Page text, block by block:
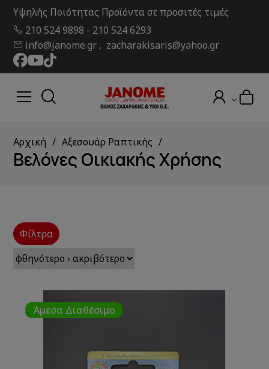
Υψηλής Ποιότητας Προϊόντα σε προσιτές τιμές
210 524 9898 - 210 524 6293
info@janome.gr , zacharakisaris@yahoo.gr
Αρχική Αξεσουάρ Ραπτικής
Βελόνες Οικιακής Χρήσης
Φίλτρα
Άμεσα Διαθέσιμο